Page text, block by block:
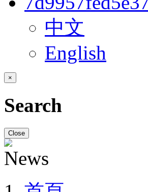
中文
English
×
Search
Close